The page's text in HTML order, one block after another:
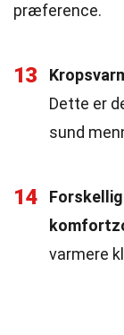
præference.
13
Dette er
sund
14
varmere